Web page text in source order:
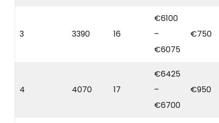
3 3390 16
€6100
–
€6075
€750
4 4070 17
€6425
–
€6700
€950